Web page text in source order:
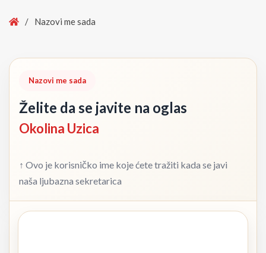
Home
/ Nazovi me sada
Nazovi me sada
Želite da se javite na oglas
Okolina Uzica
↑ Ovo je korisničko ime koje ćete tražiti kada se javi
naša ljubazna sekretarica